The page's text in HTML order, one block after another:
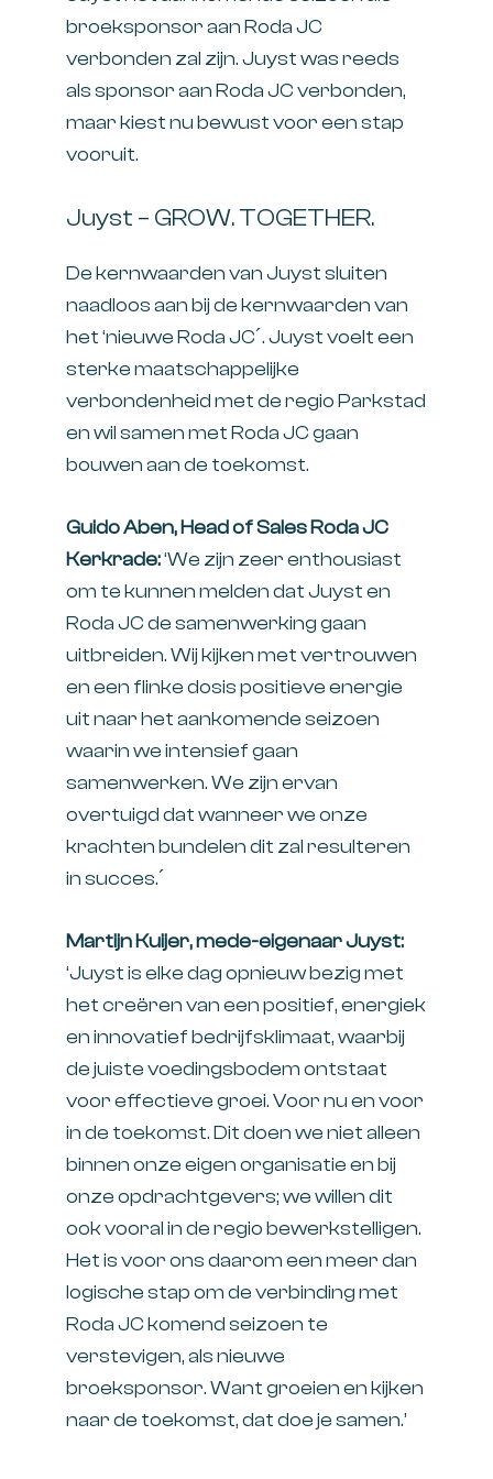
broeksponsor aan Roda JC
verbonden zal zijn. Juyst was reeds
als sponsor aan Roda JC verbonden,
maar kiest nu bewust voor een stap
vooruit.
Juyst – GROW. TOGETHER.
De kernwaarden van Juyst sluiten
naadloos aan bij de kernwaarden van
het ‘nieuwe Roda JC´. Juyst voelt een
sterke maatschappelijke
verbondenheid met de regio Parkstad
en wil samen met Roda JC gaan
bouwen aan de toekomst.
Guido Aben, Head of Sales Roda JC
Kerkrade:‘We zijn zeer enthousiast
om te kunnen melden dat Juyst en
Roda JC de samenwerking gaan
uitbreiden. Wij kijken met vertrouwen
en een flinke dosis positieve energie
uit naar het aankomende seizoen
waarin we intensief gaan
samenwerken. We zijn ervan
overtuigd dat wanneer we onze
krachten bundelen dit zal resulteren
in succes.´
Martijn Kuijer, mede-eigenaar Juyst:
‘Juyst is elke dag opnieuw bezig met
het creëren van een positief, energiek
en innovatief bedrijfsklimaat, waarbij
de juiste voedingsbodem ontstaat
voor effectieve groei. Voor nu en voor
in de toekomst. Dit doen we niet alleen
binnen onze eigen organisatie en bij
onze opdrachtgevers; we willen dit
ook vooral in de regio bewerkstelligen.
Het is voor ons daarom een meer dan
logische stap om de verbinding met
Roda JC komend seizoen te
verstevigen, als nieuwe
broeksponsor. Want groeien en kijken
naar de toekomst, dat doe je samen.’